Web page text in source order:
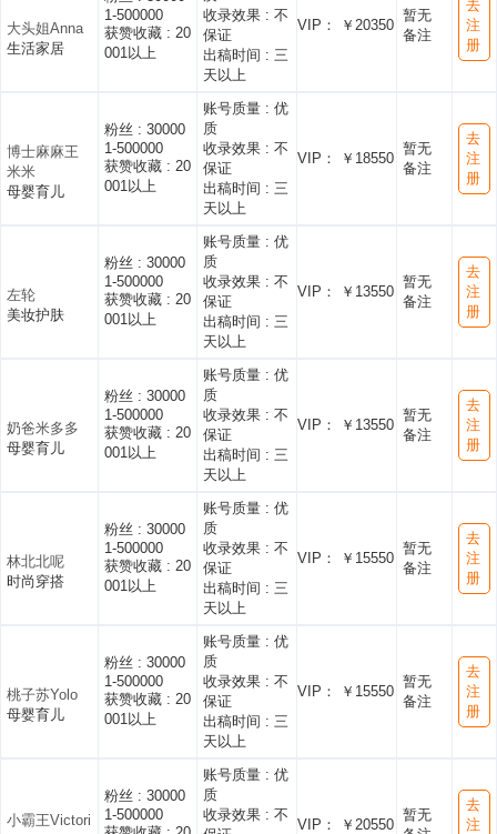
大头姐Anna
生活家居
1-500000
获赞收藏 : 20
001以上
收录效果 : 不
保证
出稿时间 : 三
天以上
VIP： ￥20350
暂无
备注
去
注
册
博士麻麻王
米米
母婴育儿
粉丝 : 30000
1-500000
获赞收藏 : 20
001以上
账号质量 : 优
质
收录效果 : 不
保证
出稿时间 : 三
天以上
VIP： ￥18550
暂无
备注
去
注
册
左轮
美妆护肤
粉丝 : 30000
1-500000
获赞收藏 : 20
001以上
账号质量 : 优
质
收录效果 : 不
保证
出稿时间 : 三
天以上
VIP： ￥13550
暂无
备注
去
注
册
奶爸米多多
母婴育儿
粉丝 : 30000
1-500000
获赞收藏 : 20
001以上
账号质量 : 优
质
收录效果 : 不
保证
出稿时间 : 三
天以上
VIP： ￥13550
暂无
备注
去
注
册
林北北呢
时尚穿搭
粉丝 : 30000
1-500000
获赞收藏 : 20
001以上
账号质量 : 优
质
收录效果 : 不
保证
出稿时间 : 三
天以上
VIP： ￥15550
暂无
备注
去
注
册
桃子苏Yolo
母婴育儿
粉丝 : 30000
1-500000
获赞收藏 : 20
001以上
账号质量 : 优
质
收录效果 : 不
保证
出稿时间 : 三
天以上
VIP： ￥15550
暂无
备注
去
注
册
小霸王Victori
粉丝 : 30000
1-500000
账号质量 : 优
质
收录效果 : 不
VIP： ￥20550
暂无
去
注